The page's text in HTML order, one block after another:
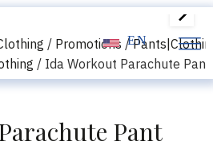
EN
/ Promotions /
/ Ida Workout Parachute Pant
Pant